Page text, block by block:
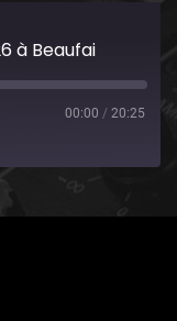
à Beaufai
00:00 / 20:25